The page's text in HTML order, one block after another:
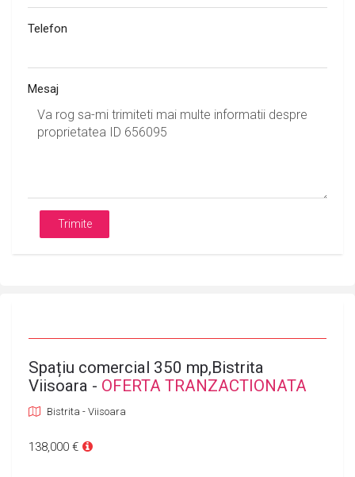
Telefon
Mesaj
Trimite
Spațiu comercial 350 mp,Bistrita
Viisoara - OFERTA TRANZACTIONATA
Bistrita - Viisoara
138,000 €